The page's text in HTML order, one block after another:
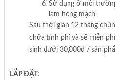
Sử dụng ở môi
làm hỏng mạch
Sau thời gian 12 tháng
chữa tính phí và sẽ miễn
sinh dưới 30,000đ / sản
LẮP ĐẶT: